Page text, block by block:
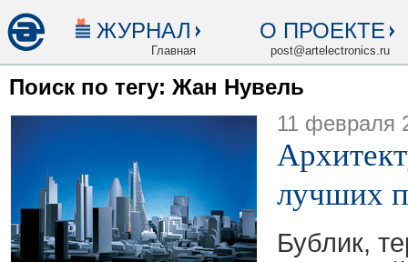
ЖУРНАЛ
Главная
О ПРОЕКТЕ
post@artelectronics.ru
Поиск по тегу: Жан Нувель
11 февраля
лучших
Бублик,